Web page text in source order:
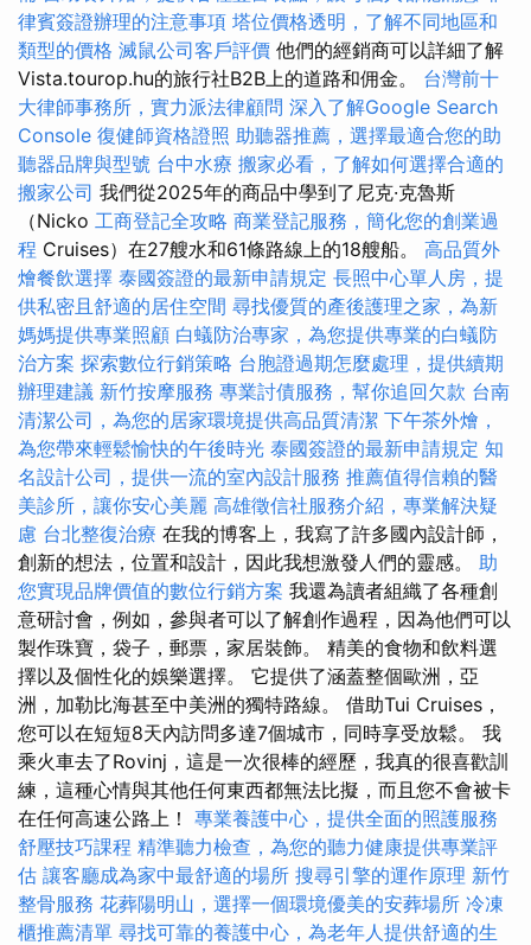
律賓簽證辦理的注意事項 塔位價格透明，了解不同地區和
類型的價格 滅鼠公司客戶評價 他們的經銷商可以詳細了解
Vista.tourop.hu的旅行社B2B上的道路和佣金。 台灣前十
大律師事務所，實力派法律顧問 深入了解Google Search
Console 復健師資格證照 助聽器推薦，選擇最適合您的助
聽器品牌與型號 台中水療 搬家必看，了解如何選擇合適的
搬家公司 我們從2025年的商品中學到了尼克·克魯斯
（Nicko 工商登記全攻略 商業登記服務，簡化您的創業過
程 Cruises）在27艘水和61條路線上的18艘船。 高品質外
燴餐飲選擇 泰國簽證的最新申請規定 長照中心單人房，提
供私密且舒適的居住空間 尋找優質的產後護理之家，為新
媽媽提供專業照顧 白蟻防治專家，為您提供專業的白蟻防
治方案 探索數位行銷策略 台胞證過期怎麼處理，提供續期
辦理建議 新竹按摩服務 專業討債服務，幫你追回欠款 台南
清潔公司，為您的居家環境提供高品質清潔 下午茶外燴，
為您帶來輕鬆愉快的午後時光 泰國簽證的最新申請規定 知
名設計公司，提供一流的室內設計服務 推薦值得信賴的醫
美診所，讓你安心美麗 高雄徵信社服務介紹，專業解決疑
慮 台北整復治療 在我的博客上，我寫了許多國內設計師，
創新的想法，位置和設計，因此我想激發人們的靈感。 助
您實現品牌價值的數位行銷方案 我還為讀者組織了各種創
意研討會，例如，參與者可以了解創作過程，因為他們可以
製作珠寶，袋子，郵票，家居裝飾。 精美的食物和飲料選
擇以及個性化的娛樂選擇。 它提供了涵蓋整個歐洲，亞
洲，加勒比海甚至中美洲的獨特路線。 借助Tui Cruises，
您可以在短短8天內訪問多達7個城市，同時享受放鬆。 我
乘火車去了Rovinj，這是一次很棒的經歷，我真的很喜歡訓
練，這種心情與其他任何東西都無法比擬，而且您不會被卡
在任何高速公路上！ 專業養護中心，提供全面的照護服務
舒壓技巧課程 精準聽力檢查，為您的聽力健康提供專業評
估 讓客廳成為家中最舒適的場所 搜尋引擎的運作原理 新竹
整骨服務 花葬陽明山，選擇一個環境優美的安葬場所 冷凍
櫃推薦清單 尋找可靠的養護中心，為老年人提供舒適的生